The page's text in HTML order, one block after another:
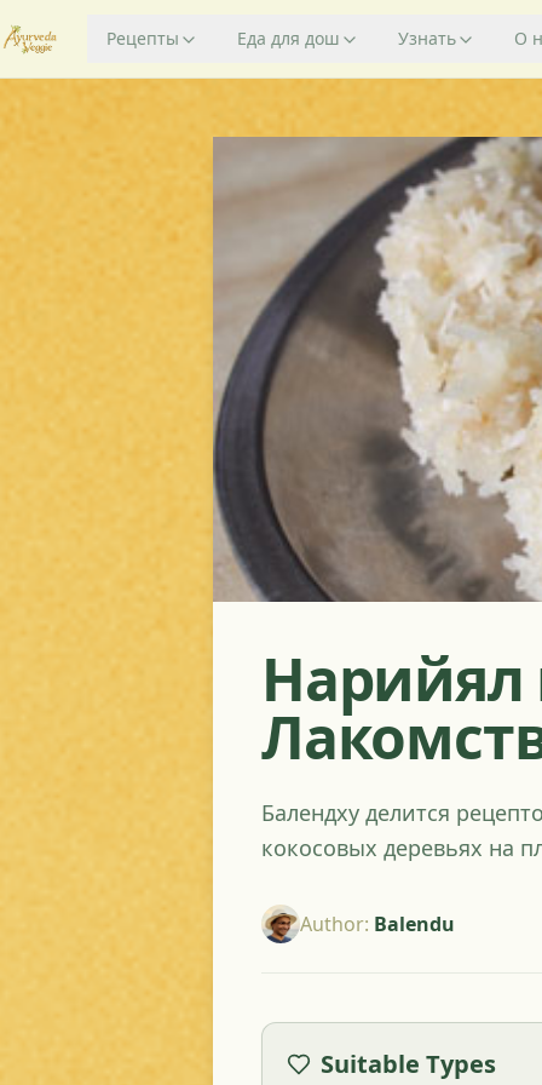
Рецепты Еда для дош Узнать О
Нарийял
Балендху делится
кокосовых деревьях на
Author: Balendu
Suitable Types